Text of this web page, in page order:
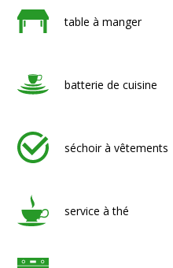
table à manger
batterie de cuisine
séchoir à vêtements
service à thé